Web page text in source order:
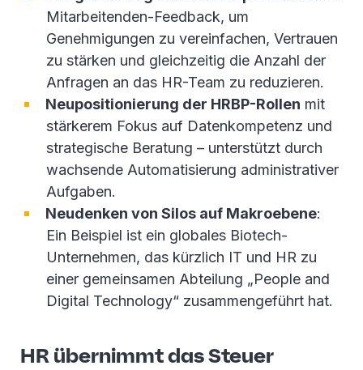
Mitarbeitenden-Feedback, um
Genehmigungen zu vereinfachen, Vertrauen
zu stärken und gleichzeitig die Anzahl der
Anfragen an das HR-Team zu reduzieren.
Neupositionierung der HRBP-Rollen mit
stärkerem Fokus auf Datenkompetenz und
strategische Beratung – unterstützt durch
wachsende Automatisierung administrativer
Aufgaben.
Neudenken von Silos auf Makroebene:
Ein Beispiel ist ein globales Biotech-
Unternehmen, das kürzlich IT und HR zu
einer gemeinsamen Abteilung „People and
Digital Technology“ zusammengeführt hat.
HR übernimmt das Steuer